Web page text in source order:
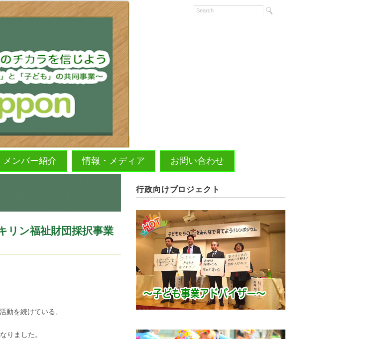
メンバー紹介 情報・メディア お問い合わせ
ン福祉財団採択事業
動を続けている、
りました。
行政向けプロジェクト